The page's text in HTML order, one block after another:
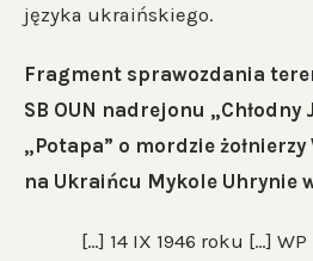
języka ukraińskiego.
Fragment sprawozdania
SB OUN nadrejonu „Chłodny
„Potapa” o mordzie
na Ukraińcu Mykole Uhrynie
[…] 14 IX 1946 roku […] WP